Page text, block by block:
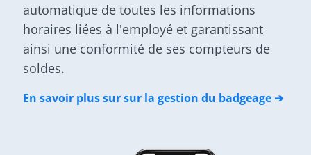
automatique de toutes les informations
horaires liées à l'employé et garantissant
ainsi une conformité de ses compteurs de
soldes.
En savoir plus sur sur la gestion du badgeage ➔